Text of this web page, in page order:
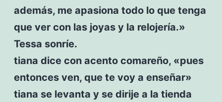
además, me apasiona todo lo que tenga
que ver con las joyas y la relojería.»
Tessa sonríe.
tiana dice con acento comareño, «pues
entonces ven, que te voy a enseñar»
tiana se levanta y se dirije a la tienda